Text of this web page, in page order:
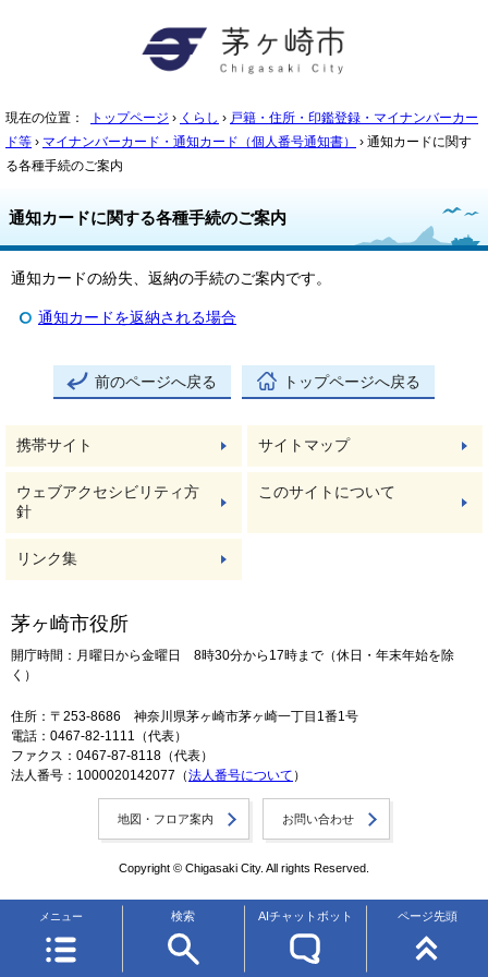
現在の位置： トップページ › くらし › 戸籍・住所・印鑑登録・マイナンバーカー
ド等 › マイナンバーカード・通知カード（個人番号通知書）
› 通知カードに関す
る各種手続のご案内
通知カードに関する各種手続のご案内
通知カードの紛失、返納の手続のご案内です。
通知カードを返納される場合
前のページへ戻る トップページへ戻る
メニュー 検索 AIチャットボット ページ先頭
携帯サイト サイトマップ
ウェブアクセシビリティ方
針
このサイトについて
リンク集
茅ヶ崎市役所
開庁時間：月曜日から金曜日 8時30分から17時まで（休日・年末年始を除
く）
住所：〒253-8686 神奈川県茅ヶ崎市茅ヶ崎一丁目1番1号
電話：0467-82-1111（代表）
ファクス：0467-87-8118（代表）
法人番号：1000020142077（法人番号について ）
地図・フロア案内 お問い合わせ
Copyright © Chigasaki City. All rights Reserved.